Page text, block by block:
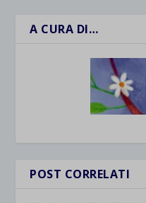
A CURA DI…
POST CORRELATI